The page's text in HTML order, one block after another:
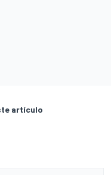
artículo